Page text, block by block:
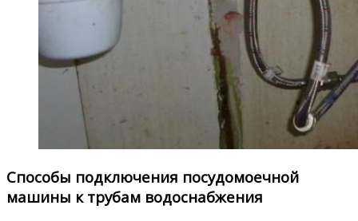
Способы подключения посудомоечной
машины к трубам водоснабжения